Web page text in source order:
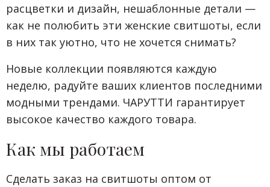
расцветки и дизайн, нешаблонные детали —
как не полюбить эти женские свитшоты, если
в них так уютно, что не хочется снимать?
Новые коллекции появляются каждую
неделю, радуйте ваших клиентов последними
модными трендами. ЧАРУТТИ гарантирует
высокое качество каждого товара.
Как мы работаем
Сделать заказ на свитшоты оптом от